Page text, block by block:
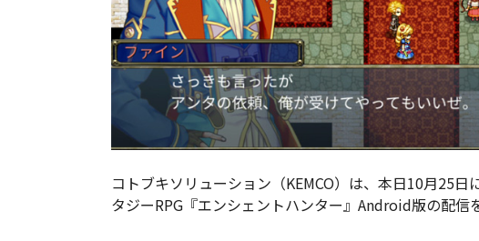
コトブキソリューション（KEMCO）は、本日10月25
タジーRPG『エンシェントハンター』Android版の配信